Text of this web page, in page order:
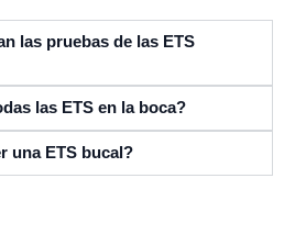
las pruebas de las ETS
las ETS en la boca?
una ETS bucal?